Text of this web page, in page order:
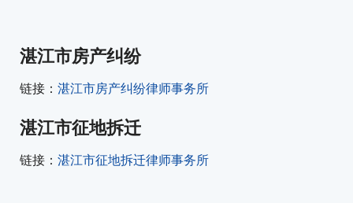
湛江市房产纠纷
链接： 湛江市房产纠纷律师事务所
湛江市征地拆迁
链接： 湛江市征地拆迁律师事务所